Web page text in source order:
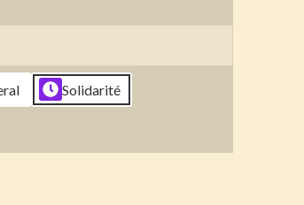
Solidarité